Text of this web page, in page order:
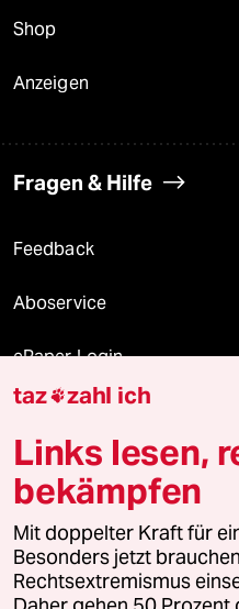
Shop
Anzeigen
Fragen & Hilfe
Feedback
Aboservice
ePaper Login
Downloads für
© 2026 taz Verlags und
Alle Rechte vorbehalten. Bei
wenden Sie sich bitte an
taz zahl ich
Links lesen,
bekämpfen
Mit doppelter Kraft für
Besonders jetzt
Rechtsextremismus